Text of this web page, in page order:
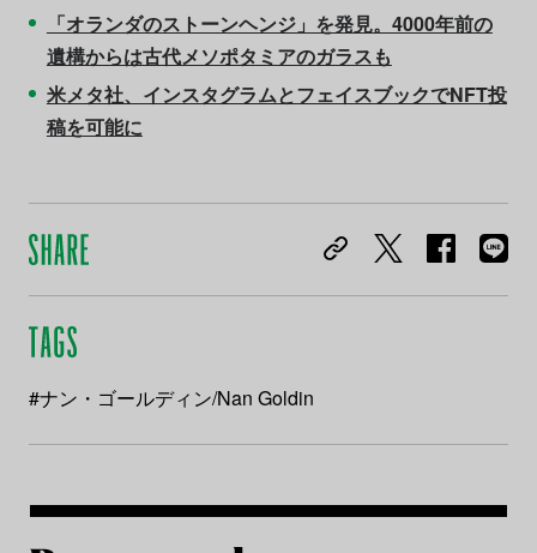
「オランダのストーンヘンジ」を発見。4000年前の
遺構からは古代メソポタミアのガラスも
米メタ社、インスタグラムとフェイスブックでNFT投
稿を可能に
#ナン・ゴールディン/Nan Goldin